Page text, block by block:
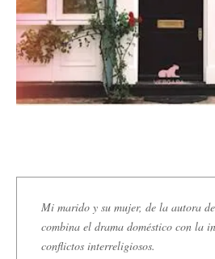
Mi marido y su mujer, de la autora
combina el drama doméstico con la
conflictos interreligiosos.